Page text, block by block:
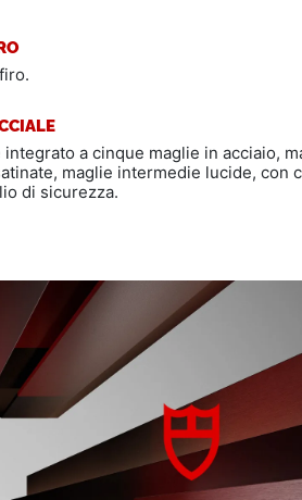
integrato a cinque maglie in acciaio,
maglie intermedie lucide, con
di sicurezza.